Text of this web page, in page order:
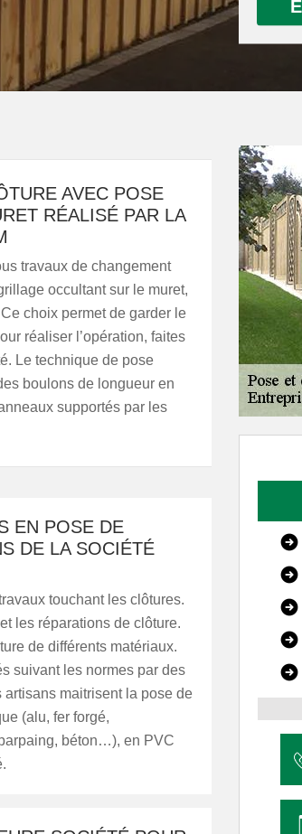
AVEC POSE
RÉALISÉ PAR LA
travaux de changement
occultant sur le muret,
choix permet de garder le
réaliser l’opération, faites
Le technique de pose
boulons de longueur en
supportés par les
EN POSE DE
DE LA SOCIÉTÉ
touchant les clôtures.
les réparations de clôture.
de différents matériaux.
suivant les normes par des
maitrisent la pose de
(alu, fer forgé,
béton…), en PVC